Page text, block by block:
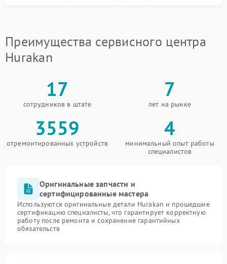
Преимущества сервисного центра
Hurakan
17
сотрудников в штате
7
лет на рынке
3559
отремонтированных устройств
4
минимальный опыт работы
специалистов
Оригинальные запчасти и
сертифицированные мастера
Используются оригинальные детали Hurakan и прошедшие
сертификацию специалисты, что гарантирует корректную
работу после ремонта и сохранение гарантийных
обязательств